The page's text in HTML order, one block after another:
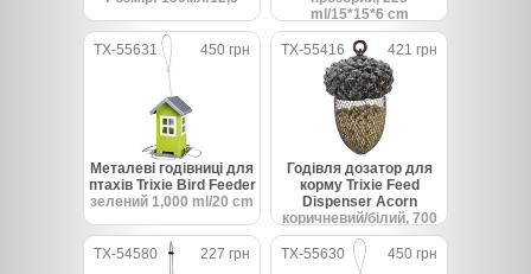
ml/15*15*6 cm
TX-55631 450 грн
Металеві годівниці для
птахів Trixie Bird Feeder
зелений 1,000 ml/20 cm
TX-55416 421 грн
Годівля дозатор для
корму Trixie Feed
Dispenser Acorn
коричневий/білий, 700
ml/14*22 cm
TX-54580
227 грн TX-55630 450 грн